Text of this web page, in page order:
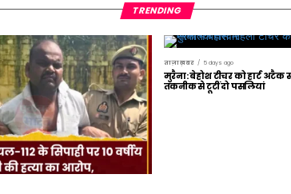
TRENDING
ताज़ा ख़बर 5 days ago
मुरैना: बेहोश टीचर को हार्ट
तकनीक से टूटीं दो पसलियां